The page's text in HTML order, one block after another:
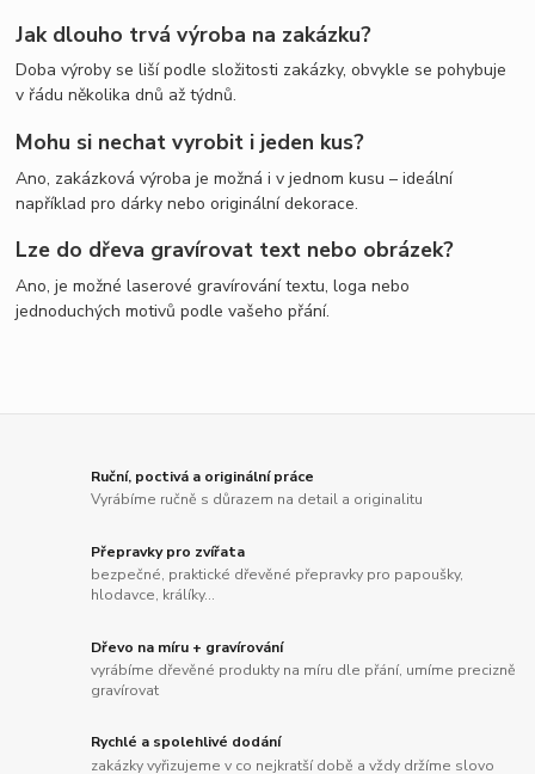
Jak dlouho trvá výroba na zakázku?
Doba výroby se liší podle složitosti zakázky, obvykle se pohybuje
v řádu několika dnů až týdnů.
Mohu si nechat vyrobit i jeden kus?
Ano, zakázková výroba je možná i v jednom kusu – ideální
například pro dárky nebo originální dekorace.
Lze do dřeva gravírovat text nebo obrázek?
Ano, je možné laserové gravírování textu, loga nebo
jednoduchých motivů podle vašeho přání.
Ruční, poctivá a originální práce
Vyrábíme ručně s důrazem na detail a originalitu
Přepravky pro zvířata
bezpečné, praktické dřevěné přepravky pro papoušky,
hlodavce, králíky...
Dřevo na míru + gravírování
vyrábíme dřevěné produkty na míru dle přání, umíme precizně
gravírovat
Rychlé a spolehlivé dodání
zakázky vyřizujeme v co nejkratší době a vždy držíme slovo